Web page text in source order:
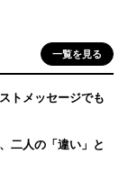
一覧を見る
トメッセージでも
二人の「違い」と